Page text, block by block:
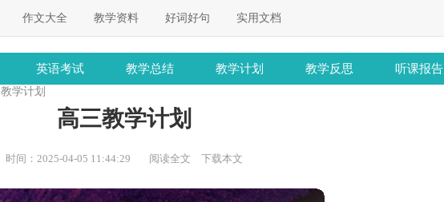
作文大全 教学资料 好词好句 实用文档
英语考试 教学总结 教学计划 教学反思 听课报告
教学计划
高三教学计划
时间：2025-04-05 11:44:29 阅读全文 下载本文